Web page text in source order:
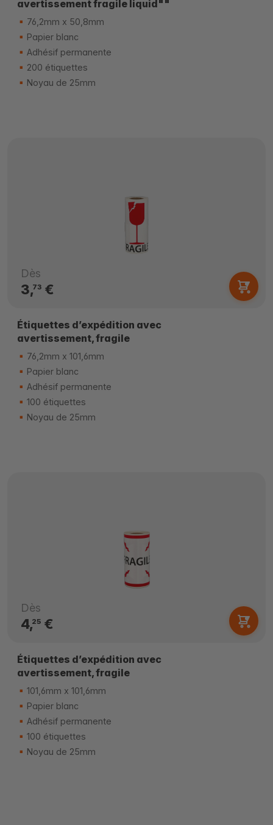
avertissement fragile liquid""
76,2mm x 50,8mm
Papier blanc
Adhésif permanente
200 étiquettes
Noyau de 25mm
Dès
3,73€
Étiquettes d’expédition avec
avertissement, fragile
76,2mm x 101,6mm
Papier blanc
Adhésif permanente
100 étiquettes
Noyau de 25mm
Dès
4,25€
Étiquettes d’expédition avec
avertissement, fragile
101,6mm x 101,6mm
Papier blanc
Adhésif permanente
100 étiquettes
Noyau de 25mm